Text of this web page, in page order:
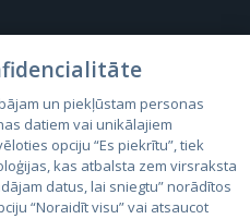
un piekļūstam personas
datiem vai unikālajiem
opciju “Es piekrītu”, tiek
kas atbalsta zem virsraksta
datus, lai sniegtu” norādītos
“Noraidīt visu” vai atsaucot